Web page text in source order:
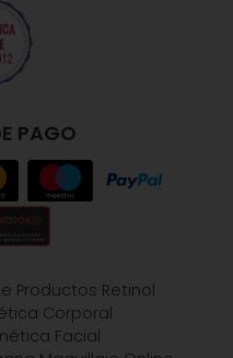
PAGO
Productos Retinol
Corporal
Facial